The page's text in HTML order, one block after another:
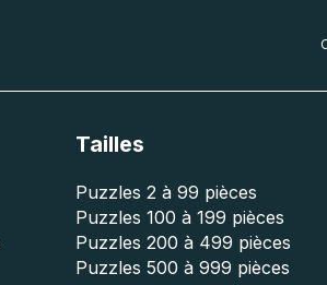
Tailles
Puzzles 2 à 99 pièces
Puzzles 100 à 199 pièces
Puzzles 200 à 499 pièces
Puzzles 500 à 999 pièces